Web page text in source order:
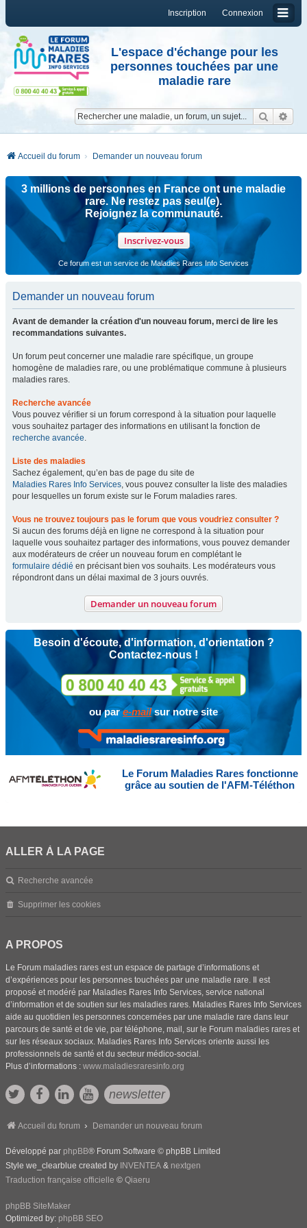
Connexion
Inscription
L'espace d'échange pour les
personnes touchées par une
maladie rare
Accueil du forum Demander un nouveau forum
3 millions de personnes en France ont une maladie
rare. Ne restez pas seul(e).
Rejoignez la communauté.
Inscrivez-vous
Ce forum est un service de Maladies Rares Info Services
Demander un nouveau forum
Avant de demander la création d'un nouveau forum, merci de lire les
recommandations suivantes.
Un forum peut concerner une maladie rare spécifique, un groupe
homogène de maladies rare, ou une problématique commune à plusieurs
maladies rares.
Recherche avancée
Vous pouvez vérifier si un forum correspond à la situation pour laquelle
vous souhaitez partager des informations en utilisant la fonction de
recherche avancée.
Liste des maladies
Sachez également, qu’en bas de page du site de
Maladies Rares Info Services, vous pouvez consulter la liste des maladies
pour lesquelles un forum existe sur le Forum maladies rares.
Vous ne trouvez toujours pas le forum que vous voudriez consulter ?
Si aucun des forums déjà en ligne ne correspond à la situation pour
laquelle vous souhaitez partager des informations, vous pouvez demander
aux modérateurs de créer un nouveau forum en complétant le
formulaire dédié en précisant bien vos souhaits. Les modérateurs vous
répondront dans un délai maximal de 3 jours ouvrés.
Demander un nouveau forum
Besoin d'écoute, d'information, d'orientation ?
Contactez-nous !
ou pare-mailsur notre site
Le Forum Maladies Rares fonctionne
grâce au soutien de l'AFM-Téléthon
ALLER À LA PAGE
Recherche avancée
Supprimer les cookies
A PROPOS
Le Forum maladies rares est un espace de partage d’informations et
d’expériences pour les personnes touchées par une maladie rare. Il est
proposé et modéré par Maladies Rares Info Services, service national
d’information et de soutien sur les maladies rares. Maladies Rares Info Services
aide au quotidien les personnes concernées par une maladie rare dans leur
parcours de santé et de vie, par téléphone, mail, sur le Forum maladies rares et
sur les réseaux sociaux. Maladies Rares Info Services oriente aussi les
professionnels de santé et du secteur médico-social.
Plus d’informations : www.maladiesraresinfo.org
newsletter
Accueil du forum Demander un nouveau forum
Développé par phpBB® Forum Software © phpBB Limited
Style we_clearblue created by INVENTEA & nextgen
Traduction française officielle © Qiaeru
phpBB SiteMaker
Optimized by: phpBB SEO